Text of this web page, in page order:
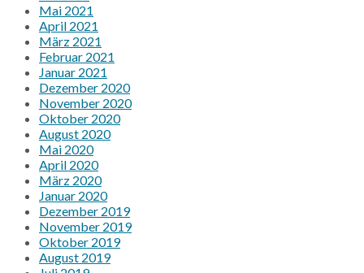
Mai 2021
April 2021
März 2021
Februar 2021
Januar 2021
Dezember 2020
November 2020
Oktober 2020
August 2020
Mai 2020
April 2020
März 2020
Januar 2020
Dezember 2019
November 2019
Oktober 2019
August 2019